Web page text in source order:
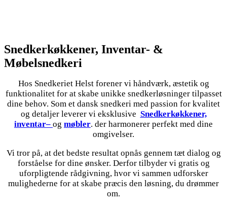
Snedkerkøkkener, Inventar- &
Møbelsnedkeri
Hos Snedkeriet Helst forener vi håndværk, æstetik og
funktionalitet for at skabe unikke snedkerløsninger tilpasset
dine behov. Som et dansk snedkeri med passion for kvalitet
og detaljer leverer vi eksklusive Snedkerkøkkener,
inventar– og møbler. der harmonerer perfekt med dine
omgivelser.
Vi tror på, at det bedste resultat opnås gennem tæt dialog og
forståelse for dine ønsker. Derfor tilbyder vi gratis og
uforpligtende rådgivning, hvor vi sammen udforsker
mulighederne for at skabe præcis den løsning, du drømmer
om.